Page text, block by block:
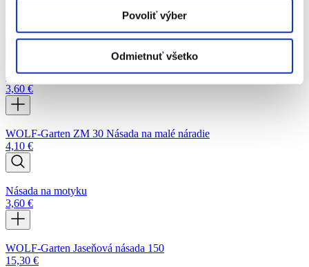
Povoliť výber
Odmietnuť všetko
13,10€
Násada na lopatu
3,60 €
WOLF-Garten ZM 30 Násada na malé náradie
4,10 €
Násada na motyku
3,60 €
WOLF-Garten Jaseňová násada 150
15,30 €